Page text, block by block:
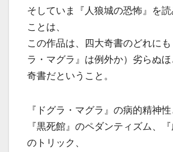
そしていま『人狼城の恐怖』を
ことは、
この作品は、四大奇書のどれに
ラ・マグラ』は例外か）劣らぬほ
奇書だということ。
『ドグラ・マグラ』の病的精神性
『黒死館』のペダンティズム、『
のトリック、